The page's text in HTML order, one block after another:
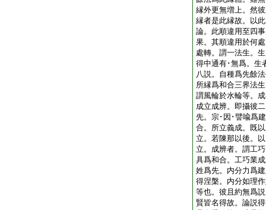
縁外更無増上。然
縁者是此縁故。以
論。此順違用至四
果。其順違用於何
處轉。謂一法生。
得中通有･無爲。生
八説。自種爲先餘
所縁爲和合三界法
謂風輪於水輪等。
成立成辨。即攝彼
先。宗･因･譬喩爲
合。所立義成。既
立。若陳那以後。
立。成辨者。謂工
具爲和合。工巧業
姓爲先。内分力爲
得涅槃。内分如理
等也。彼且約無爲
賢皆名得故。論説